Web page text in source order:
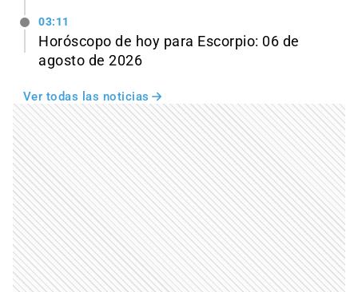
03:11
Horóscopo de hoy para Escorpio: 06 de
agosto de 2026
Ver todas las noticias